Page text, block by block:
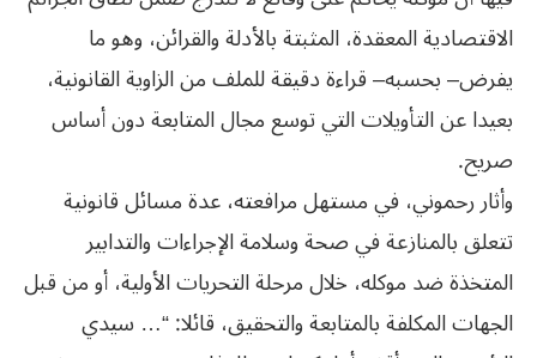
الاقتصادية المعقدة، المثبتة بالأدلة والقرائن، وهو ما
يفرض– بحسبه– قراءة دقيقة للملف من الزاوية القانونية،
بعيدا عن التأويلات التي توسع مجال المتابعة دون أساس
صريح.
وأثار رحموني، في مستهل مرافعته، عدة مسائل قانونية
تتعلق بالمنازعة في صحة وسلامة الإجراءات والتدابير
المتخذة ضد موكله، خلال مرحلة التحريات الأولية، أو من قبل
الجهات المكلفة بالمتابعة والتحقيق، قائلا: “… سيدي